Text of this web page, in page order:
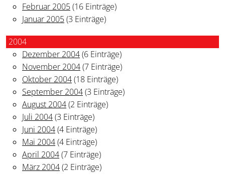
Februar 2005(16 Einträge)
Januar 2005(3 Einträge)
2004
Dezember 2004(6 Einträge)
November 2004(7 Einträge)
Oktober 2004(18 Einträge)
September 2004(3 Einträge)
August 2004(2 Einträge)
Juli 2004(3 Einträge)
Juni 2004(4 Einträge)
Mai 2004(4 Einträge)
April 2004(7 Einträge)
März 2004(2 Einträge)